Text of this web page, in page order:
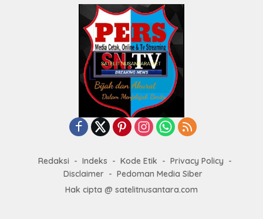
Redaksi Indeks Kode Etik
Privacy Policy
Disclaimer
Pedoman Media Siber
Hak cipta @ satelitnusantara.com